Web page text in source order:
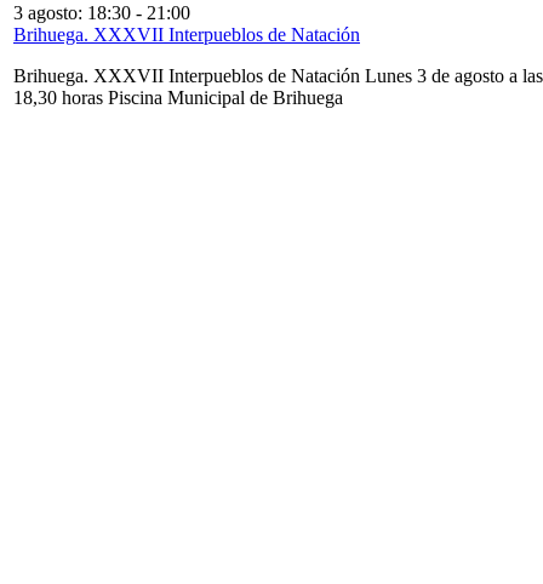
3 agosto: 18:30 - 21:00
Brihuega. XXXVII Interpueblos de Natación
Brihuega. XXXVII Interpueblos de Natación Lunes 3 de agosto a las
18,30 horas Piscina Municipal de Brihuega